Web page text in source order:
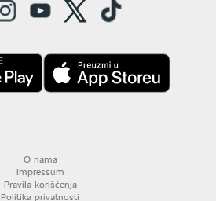
O nama
Impressum
Pravila korišćenja
Politika privatnosti